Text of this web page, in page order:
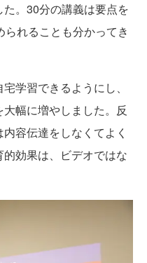
。30分の講義は要点を
れることも分かってき
学習できるようにし、
幅に増やしました。反
容伝達をしなくてよく
効果は、ビデオではな